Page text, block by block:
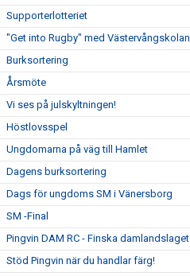
Supporterlotteriet
"Get into Rugby" med Västervångskolan
Burksortering
Årsmöte
Vi ses på julskyltningen!
Höstlovsspel
Ungdomarna på väg till Hamlet
Dagens burksortering
Dags för ungdoms SM i Vänersborg
SM -Final
Pingvin DAM RC - Finska damlandslaget
Stöd Pingvin när du handlar färg!